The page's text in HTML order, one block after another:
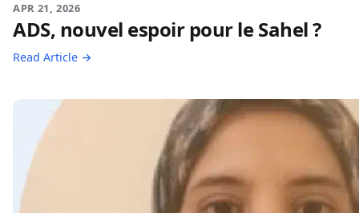
APR 21, 2026
ADS, nouvel espoir pour le Sahel ?
Read Article →